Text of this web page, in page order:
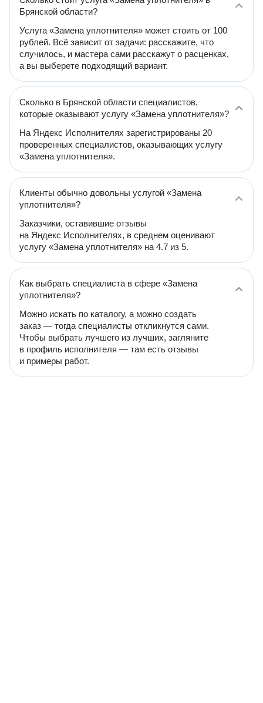
Брянской области?
Услуга «Замена уплотнителя» может стоить от 100
рублей. Всё зависит от задачи: расскажите, что
случилось, и мастера сами расскажут о расценках,
а вы выберете подходящий вариант.
Сколько в Брянской области специалистов,
которые оказывают услугу «Замена уплотнителя»?
На Яндекс Исполнителях зарегистрированы 20
проверенных специалистов, оказывающих услугу
«Замена уплотнителя».
Клиенты обычно довольны услугой «Замена
уплотнителя»?
Заказчики, оставившие отзывы
на Яндекс Исполнителях, в среднем оценивают
услугу «Замена уплотнителя» на 4.7 из 5.
Как выбрать специалиста в сфере «Замена
уплотнителя»?
Можно искать по каталогу, а можно создать
заказ — тогда специалисты откликнутся сами.
Чтобы выбрать лучшего из лучших, загляните
в профиль исполнителя — там есть отзывы
и примеры работ.